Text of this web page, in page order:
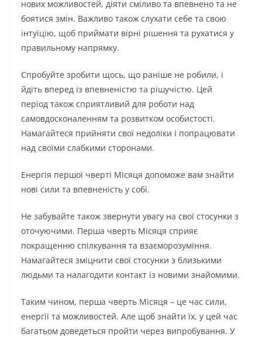
нових можливостей, діяти сміливо та впевнено та не
боятися змін. Важливо також слухати себе та свою
інтуїцію, щоб приймати вірні рішення та рухатися у
правильному напрямку.
Спробуйте зробити щось, що раніше не робили, і
йдіть вперед із впевненістю та рішучістю. Цей
період також сприятливий для роботи над
самовдосконаленням та розвитком особистості.
Намагайтеся прийняти свої недоліки і попрацювати
над своїми слабкими сторонами.
Енергія першої чверті Місяця допоможе вам знайти
нові сили та впевненість у собі.
Не забувайте також звернути увагу на свої стосунки з
оточуючими. Перша чверть Місяця сприяє
покращенню спілкування та взаєморозуміння.
Намагайтеся зміцнити свої стосунки з близькими
людьми та налагодити контакт із новими знайомими.
Таким чином, перша чверть Місяця – це час сили,
енергії та можливостей. Але щоб знайти їх, у цей час
багатьом доведеться пройти через випробування. У